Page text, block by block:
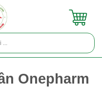
Onepharm